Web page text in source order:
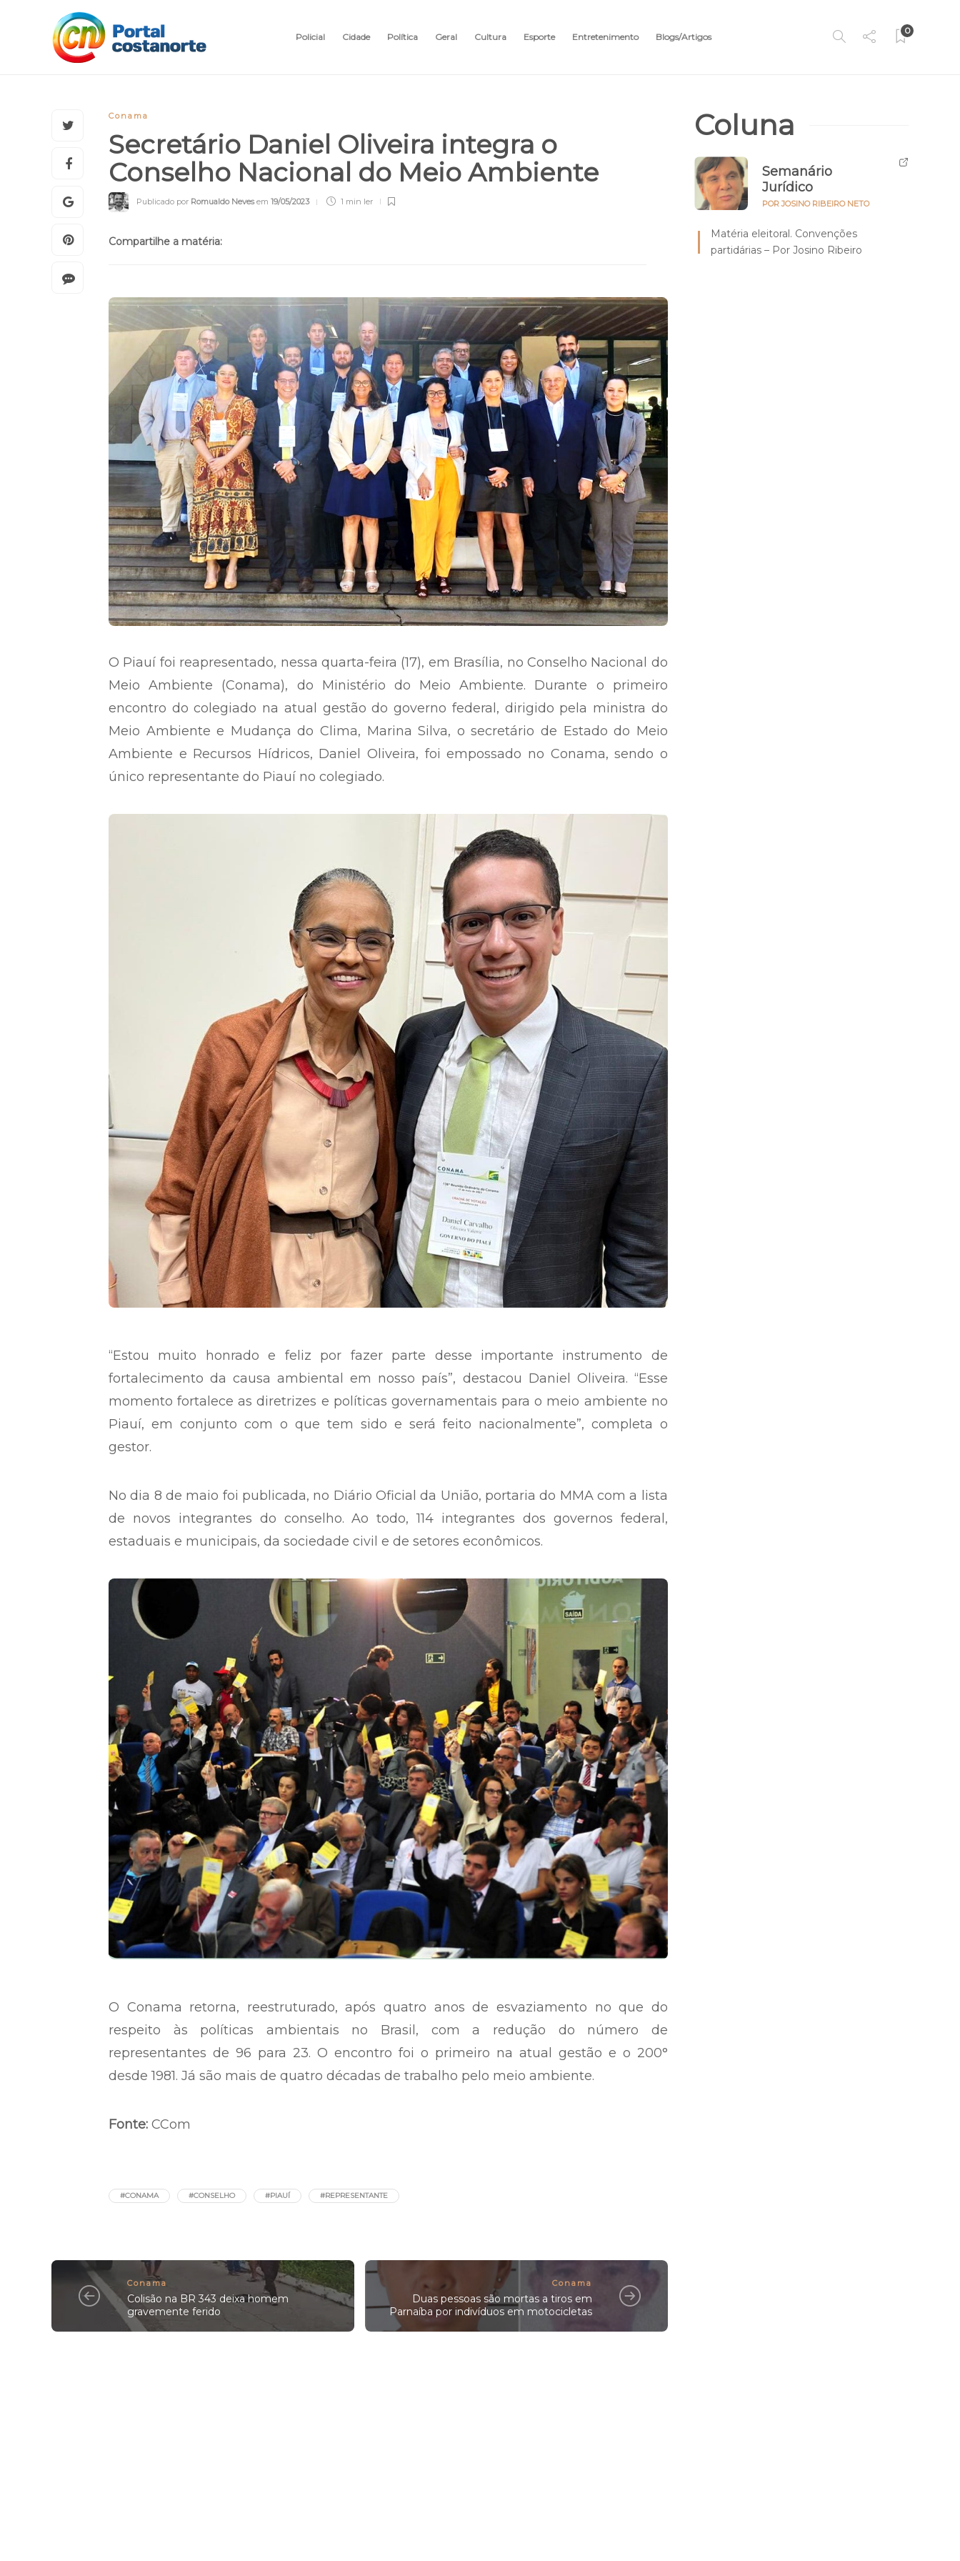
Policial Cidade Política Geral Cultura Esporte Entretenimento Blogs/Artigos
0
Conama
Secretário Daniel Oliveira integra o
Conselho Nacional do Meio Ambiente
Publicado por Romualdo Nevesem 19/05/2023 1 min ler
Compartilhe a matéria:
O Piauí foi reapresentado, nessa quarta-feira (17), em Brasília, no Conselho Nacional do
Meio Ambiente (Conama), do Ministério do Meio Ambiente. Durante o primeiro
encontro do colegiado na atual gestão do governo federal, dirigido pela ministra do
Meio Ambiente e Mudança do Clima, Marina Silva, o secretário de Estado do Meio
Ambiente e Recursos Hídricos, Daniel Oliveira, foi empossado no Conama, sendo o
único representante do Piauí no colegiado.
“Estou muito honrado e feliz por fazer parte desse importante instrumento de
fortalecimento da causa ambiental em nosso país”, destacou Daniel Oliveira. “Esse
momento fortalece as diretrizes e políticas governamentais para o meio ambiente no
Piauí, em conjunto com o que tem sido e será feito nacionalmente”, completa o
gestor.
No dia 8 de maio foi publicada, no Diário Oficial da União, portaria do MMA com a lista
de novos integrantes do conselho. Ao todo, 114 integrantes dos governos federal,
estaduais e municipais, da sociedade civil e de setores econômicos.
O Conama retorna, reestruturado, após quatro anos de esvaziamento no que do
respeito às políticas ambientais no Brasil, com a redução do número de
representantes de 96 para 23. O encontro foi o primeiro na atual gestão e o 200°
desde 1981. Já são mais de quatro décadas de trabalho pelo meio ambiente.
Fonte: CCom
#CONAMA #CONSELHO #PIAUÍ #REPRESENTANTE
Conama
Colisão na BR 343 deixa homem
gravemente ferido
Conama
Duas pessoas são mortas a tiros em
Parnaíba por indivíduos em motocicletas
Coluna
Semanário
Jurídico
POR JOSINO RIBEIRO NETO
Matéria eleitoral. Convenções
partidárias – Por Josino Ribeiro